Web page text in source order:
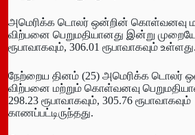
அமெரிக்க டொலர் ஒன்றின் கொள்வனவு
விற்பனை பெறுமதியானது இன்று
ரூபாவாகவும், 306.01 ரூபாவாகவும் உள்ளது.
நேற்றைய தினம் (25) அமெரிக்க டொலர்
விற்பனை மற்றும் கொள்வனவு
298.23 ரூபாவாகவும், 305.76 ரூபாவாகவும்
காணப்பட்டிருந்தது.